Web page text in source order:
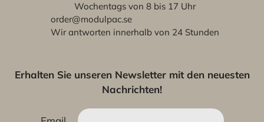
Wochentags von 8 bis 17 Uhr
order@modulpac.se
Wir antworten innerhalb von 24 Stunden
Erhalten Sie unseren Newsletter mit den neuesten
Nachrichten!